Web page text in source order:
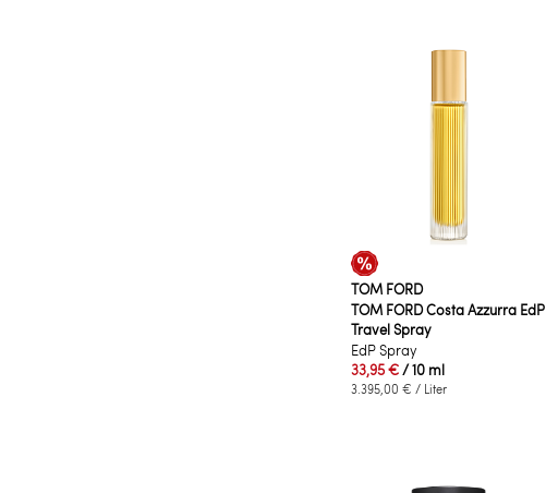
TOM FORD
TOM FORD Costa Azzurra EdP
Travel Spray
EdP Spray
33,95 €/ 10 ml
3.395,00 € / Liter